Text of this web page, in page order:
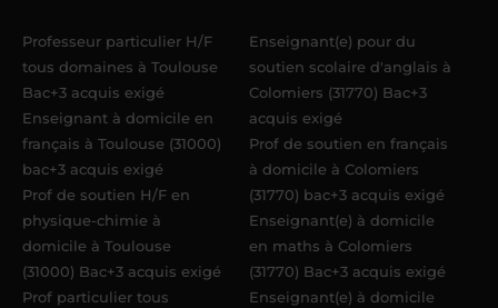
Professeur particulier H/F
tous domaines à Toulouse
Bac+3 acquis exigé
Enseignant à domicile en
français à Toulouse (31000)
bac+3 acquis exigé
Prof de soutien H/F en
physique-chimie à
domicile à Toulouse
(31000) Bac+3 acquis exigé
Prof particulier tous
Enseignant(e) pour du
soutien scolaire d'anglais à
Colomiers (31770) Bac+3
acquis exigé
Prof de soutien en français
à domicile à Colomiers
(31770) bac+3 acquis exigé
Enseignant(e) à domicile
en maths à Colomiers
(31770) Bac+3 acquis exigé
Enseignant(e) à domicile